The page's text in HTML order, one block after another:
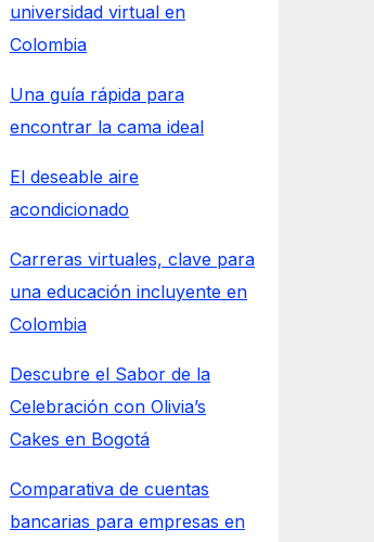
universidad virtual en
Colombia
Una guía rápida para
encontrar la cama ideal
El deseable aire
acondicionado
Carreras virtuales, clave para
una educación incluyente en
Colombia
Descubre el Sabor de la
Celebración con Olivia’s
Cakes en Bogotá
Comparativa de cuentas
bancarias para empresas en